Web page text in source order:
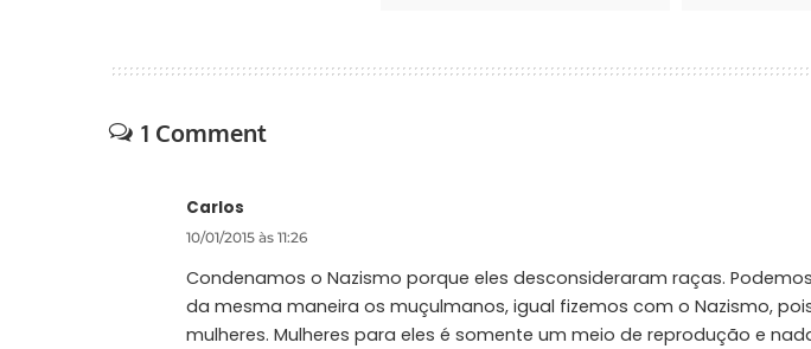
1 Comment
Carlos
10/01/2015 às 11:26
Condenamos o Nazismo porque eles desconsideraram raças.
da mesma maneira os muçulmanos, igual fizemos com o Nazismo,
mulheres. Mulheres para eles é somente um meio de reprodução e